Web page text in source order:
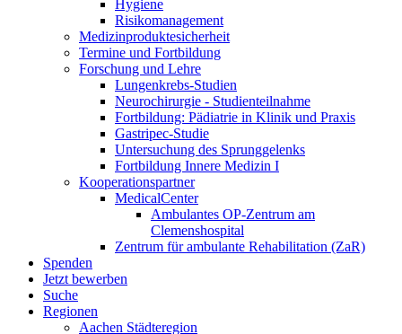
Hygiene
Risikomanagement
Medizinproduktesicherheit
Termine und Fortbildung
Forschung und Lehre
Lungenkrebs-Studien
Neurochirurgie - Studienteilnahme
Fortbildung: Pädiatrie in Klinik und Praxis
Gastripec-Studie
Untersuchung des Sprunggelenks
Fortbildung Innere Medizin I
Kooperationspartner
MedicalCenter
Ambulantes OP-Zentrum am
Clemenshospital
Zentrum für ambulante Rehabilitation (ZaR)
Spenden
Jetzt bewerben
Suche
Regionen
Aachen Städteregion